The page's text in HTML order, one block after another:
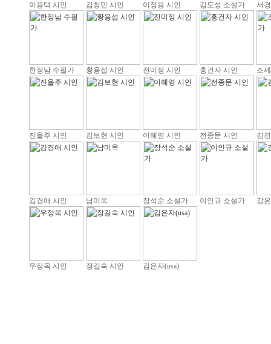
이용택 시인 김창민 시인 이정용 시인 김도성 소설가 서
한정남 수필가 황용섭 시인 전미정 시인 홍건자 시인 조
진을주 시인 김보현 시인 이혜영 시인 전종문 시인 김
김경애 시인 남미옥 장석순 소설가 이인규 소설가 강
우정옥 시인 장길숙 시인 김은자(usa)